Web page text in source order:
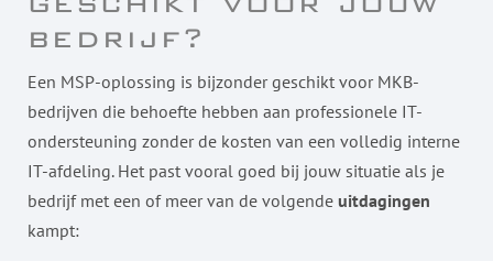
bedrijf?
Een MSP-oplossing is bijzonder geschikt voor MKB-
bedrijven die behoefte hebben aan professionele IT-
ondersteuning zonder de kosten van een volledig interne
IT-afdeling. Het past vooral goed bij jouw situatie als je
bedrijf met een of meer van de volgende uitdagingen
kampt: